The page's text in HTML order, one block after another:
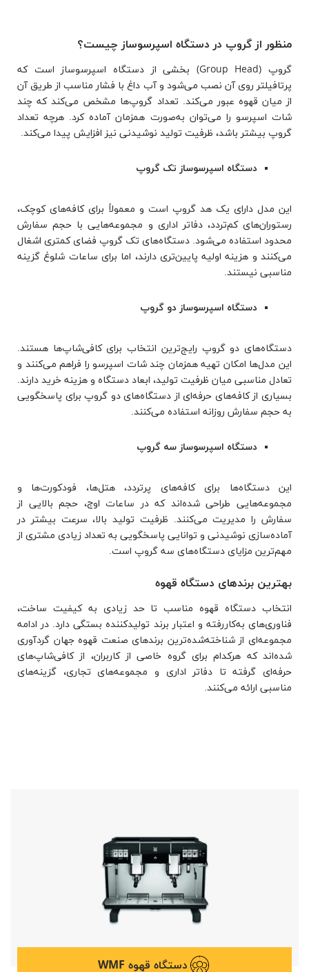
منظور از گروپ در دستگاه اسپرسوساز چیست؟
گروپ (Group Head) بخشی از دستگاه اسپرسوساز است که
پرتافیلتر روی آن نصب می‌شود و آب داغ با فشار مناسب از طریق آن
از میان قهوه عبور می‌کند. تعداد گروپ‌ها مشخص می‌کند که چند
شات اسپرسو را می‌توان به‌صورت همزمان آماده کرد. هرچه تعداد
گروپ بیشتر باشد، ظرفیت تولید نوشیدنی نیز افزایش پیدا می‌کند.
دستگاه اسپرسوساز تک گروپ
این مدل دارای یک هد گروپ است و معمولاً برای کافه‌های کوچک،
رستوران‌های کم‌تردد، دفاتر اداری و مجموعه‌هایی با حجم سفارش
محدود استفاده می‌شود. دستگاه‌های تک گروپ فضای کمتری اشغال
می‌کنند و هزینه اولیه پایین‌تری دارند، اما برای ساعات شلوغ گزینه
مناسبی نیستند.
دستگاه اسپرسوساز دو گروپ
دستگاه‌های دو گروپ رایج‌ترین انتخاب برای کافی‌شاپ‌ها هستند.
این مدل‌ها امکان تهیه همزمان چند شات اسپرسو را فراهم می‌کنند و
تعادل مناسبی میان ظرفیت تولید، ابعاد دستگاه و هزینه خرید دارند.
بسیاری از کافه‌های حرفه‌ای از دستگاه‌های دو گروپ برای پاسخگویی
به حجم سفارش روزانه استفاده می‌کنند.
دستگاه اسپرسوساز سه گروپ
این دستگاه‌ها برای کافه‌های پرتردد، هتل‌ها، فودکورت‌ها و
مجموعه‌هایی طراحی شده‌اند که در ساعات اوج، حجم بالایی از
سفارش را مدیریت می‌کنند. ظرفیت تولید بالا، سرعت بیشتر در
آماده‌سازی نوشیدنی و توانایی پاسخگویی به تعداد زیادی مشتری از
مهم‌ترین مزایای دستگاه‌های سه گروپ است.
بهترین برندهای دستگاه قهوه
انتخاب دستگاه قهوه مناسب تا حد زیادی به کیفیت ساخت،
فناوری‌های به‌کاررفته و اعتبار برند تولیدکننده بستگی دارد. در ادامه
مجموعه‌ای از شناخته‌شده‌ترین برندهای صنعت قهوه جهان گردآوری
شده‌اند که هرکدام برای گروه خاصی از کاربران، از کافی‌شاپ‌های
حرفه‌ای گرفته تا دفاتر اداری و مجموعه‌های تجاری، گزینه‌های
مناسبی ارائه می‌کنند.
دستگاه قهوه WMF